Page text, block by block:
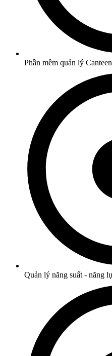
Phần mềm quản lý Canteen
Quản lý năng suất - năng